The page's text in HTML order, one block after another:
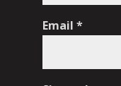
Email *